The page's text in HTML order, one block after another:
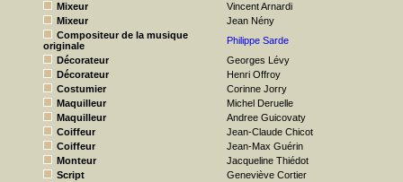
Mixeur
Vincent Arnardi
Mixeur
Jean Nény
Compositeur de la musique
originale
Philippe Sarde
Décorateur
Georges Lévy
Décorateur
Henri Offroy
Costumier
Corinne Jorry
Maquilleur
Michel Deruelle
Maquilleur
Andree Guicovaty
Coiffeur
Jean-Claude Chicot
Coiffeur
Jean-Max Guérin
Monteur
Jacqueline Thiédot
Script
Geneviève Cortier